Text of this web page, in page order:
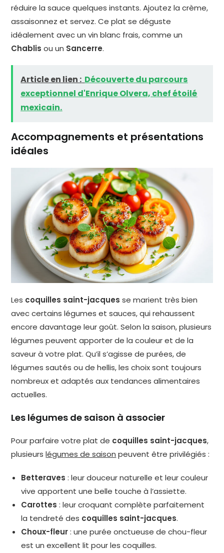
réduire la sauce quelques instants. Ajoutez la crème,
assaisonnez et servez. Ce plat se déguste
idéalement avec un vin blanc frais, comme un
Chablis ou un Sancerre.
Article en lien : Découverte du parcours
exceptionnel d'Enrique Olvera, chef étoilé
mexicain.
Accompagnements et présentations
idéales
Les coquilles saint-jacques se marient très bien
avec certains légumes et sauces, qui rehaussent
encore davantage leur goût. Selon la saison, plusieurs
légumes peuvent apporter de la couleur et de la
saveur à votre plat. Qu’il s’agisse de purées, de
légumes sautés ou de hellis, les choix sont toujours
nombreux et adaptés aux tendances alimentaires
actuelles.
Les légumes de saison à associer
Pour parfaire votre plat de coquilles saint-jacques,
plusieurslégumes de saison peuvent être privilégiés :
Betteraves : leur douceur naturelle et leur couleur
vive apportent une belle touche à l’assiette.
Carottes : leur croquant complète parfaitement
la tendreté des coquilles saint-jacques.
Choux-fleur: une purée onctueuse de chou-fleur
est un excellent lit pour les coquilles.